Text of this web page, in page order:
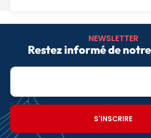
NEWSLETTER
Restez informé de
Adresse